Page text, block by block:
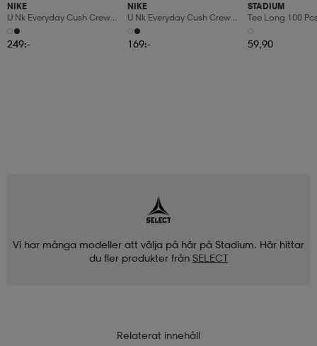
NIKE
U Nk Everyday Cush Crew
6pr-Bd
249:-
NIKE
U Nk Everyday Cush Crew
3pr
169:-
STADIUM
Tee Long 100
59,90
Vi har många modeller att välja på här på Stadium. Här hittar
du fler produkter från SELECT
Relaterat innehåll